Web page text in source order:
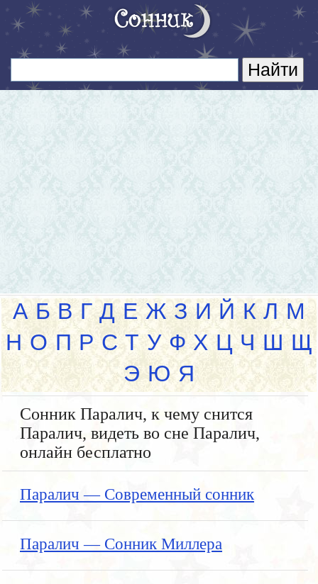
А Б В Г Д Е Ж З И Й К Л М
Н О П Р С Т У Ф Х Ц Ч Ш Щ
Э Ю Я
Сонник Паралич, к чему снится
Паралич, видеть во сне Паралич,
онлайн бесплатно
Паралич — Современный сонник
Паралич — Сонник Миллера